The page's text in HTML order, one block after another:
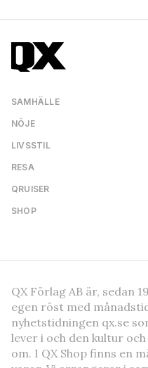
SAMHÄLLE
NÖJE
LIVSSTIL
RESA
QRUISER
SHOP
QX Förlag AB är, sedan
egen röst med
nyhetstidningen qx.se
lever i och den kultur
om. I QX Shop finns en